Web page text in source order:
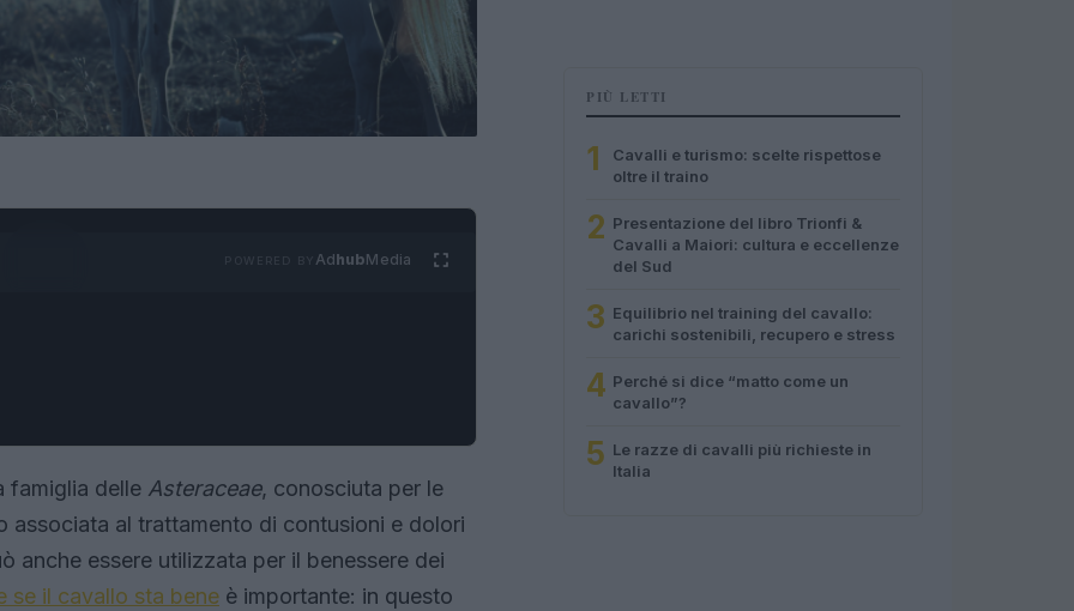
AdhubMedia
famiglia delle Asteraceae, conosciuta per le
associata al trattamento di contusioni e dolori
anche essere utilizzata per il benessere dei
se il cavallo sta bene è importante: in questo
PIÙ LETTI
1
Cavalli e turismo: scelte rispettose
oltre il traino
2 Presentazione del libro Trionfi &
Cavalli a Maiori: cultura e eccellenze
del Sud
3 Equilibrio nel training del cavallo:
carichi sostenibili, recupero e stress
4 Perché si dice “matto come un
cavallo”?
5 Le razze di cavalli più richieste in
Italia